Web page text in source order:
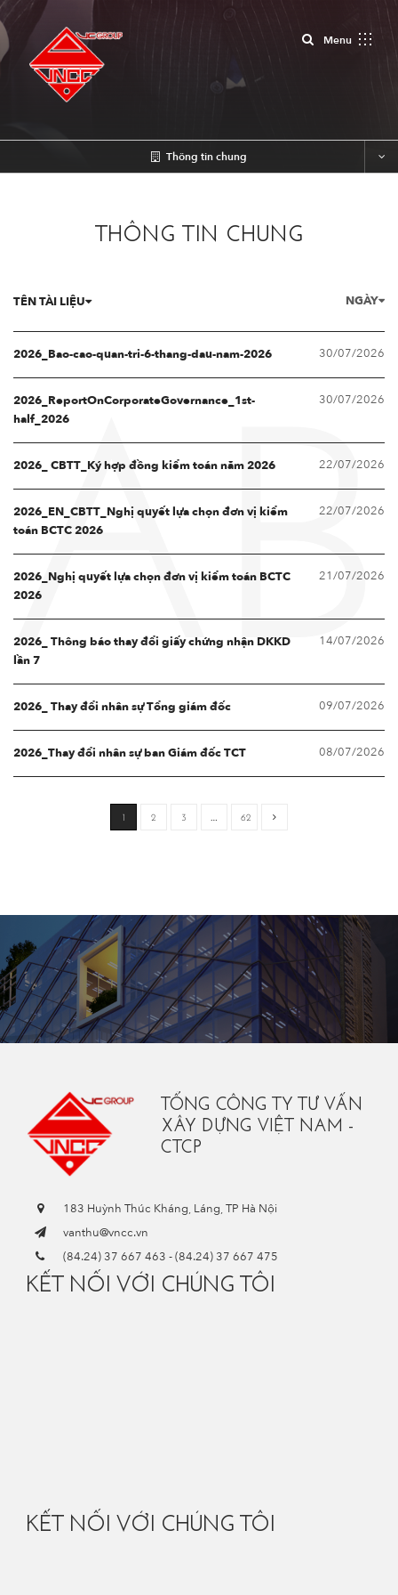
MenuClose
Thông tin chung
THÔNG TIN CHUNG
TÊN TÀI LIỆU NGÀY
2026_Bao-cao-quan-tri-6-thang-dau-nam-2026 30/07/2026
2026_ReportOnCorporateGovernance_1st-
half_2026
30/07/2026
2026_ CBTT_Ký hợp đồng kiểm toán năm 2026 22/07/2026
2026_EN_CBTT_Nghị quyết lựa chọn đơn vị kiểm
toán BCTC 2026
22/07/2026
2026_Nghị quyết lựa chọn đơn vị kiểm toán BCTC
2026
21/07/2026
2026_ Thông báo thay đổi giấy chứng nhận DKKD
lần 7
14/07/2026
2026_ Thay đổi nhân sự Tổng giám đốc 09/07/2026
2026_Thay đổi nhân sự ban Giám đốc TCT 08/07/2026
1 2 3 … 62
TỔNG CÔNG TY TƯ VẤN
XÂY DỰNG VIỆT NAM -
CTCP
183 Huỳnh Thúc Kháng, Láng, TP Hà Nội
vanthu@vncc.vn
(84.24) 37 667 463 -(84.24) 37 667 475
KẾT NỐI VỚI CHÚNG TÔI
KẾT NỐI VỚI CHÚNG TÔI